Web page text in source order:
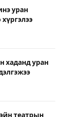
уран
хаданд уран
театрын